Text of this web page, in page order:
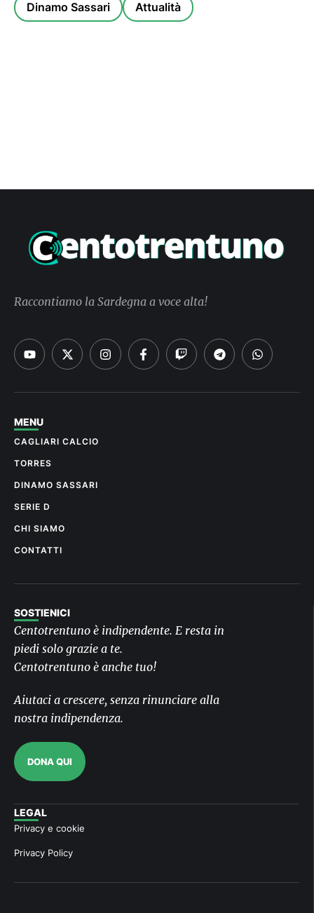
Dinamo Sassari Attualità
Raccontiamo la Sardegna a voce alta!
MENU
CAGLIARI CALCIO
TORRES
DINAMO SASSARI
SERIE D
CHI SIAMO
CONTATTI
SOSTIENICI
Centotrentuno è indipendente. E resta in
piedi solo grazie a te.
Centotrentuno è anche tuo!
Aiutaci a crescere, senza rinunciare alla
nostra indipendenza.
DONA QUI
LEGAL
Privacy e cookie
Privacy Policy